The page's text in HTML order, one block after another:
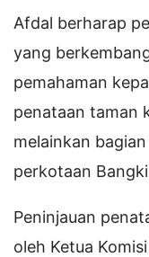
Afdal berharap
yang
pemahaman
penataan taman
melainkan
perkotaan
Peninjauan
oleh Ketua